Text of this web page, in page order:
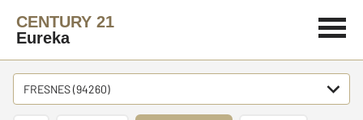
CENTURY 21
Eureka
FRESNES (94260)